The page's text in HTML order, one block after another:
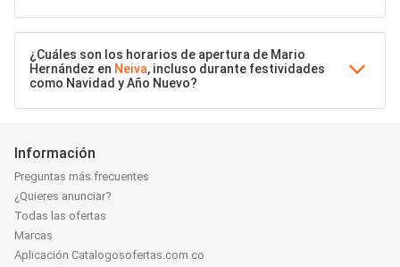
¿Cuáles son los horarios de apertura de Mario
Hernández en Neiva, incluso durante festividades
como Navidad y Año Nuevo?
Información
Preguntas más frecuentes
¿Quieres anunciar?
Todas las ofertas
Marcas
Aplicación Catalogosofertas.com.co